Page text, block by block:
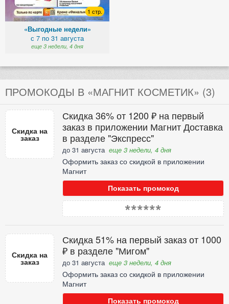
1 стр.
«Выгодные недели»
с 7 по 31 августа
еще 3 недели, 4 дня
ПРОМОКОДЫ В «МАГНИТ КОСМЕТИК» (3)
Скидка на
заказ
Скидка 36% от 1200 ₽ на первый
заказ в приложении Магнит Доставка
в разделе "Экспресс"
до 31 августа еще 3 недели, 4 дня
Оформить заказ со скидкой в приложении
Магнит
Показать промокод
******
Скидка на
заказ
Скидка 51% на первый заказ от 1000
₽ в разделе "Мигом"
до 31 августа еще 3 недели, 4 дня
Оформить заказ со скидкой в приложении
Магнит
Показать промокод